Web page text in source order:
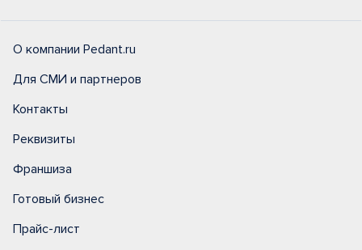
О компании Pedant.ru
Для СМИ и партнеров
Контакты
Реквизиты
Франшиза
Готовый бизнес
Прайс-лист